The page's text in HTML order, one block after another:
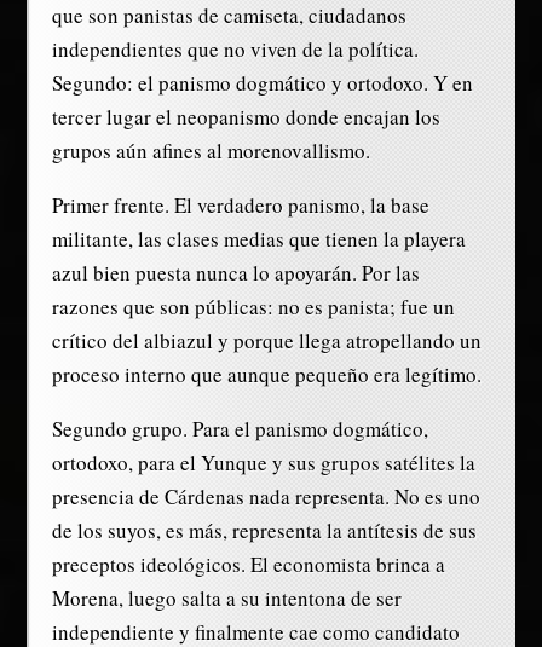
que son panistas de camiseta, ciudadanos
independientes que no viven de la política.
Segundo: el panismo dogmático y ortodoxo. Y en
tercer lugar el neopanismo donde encajan los
grupos aún afines al morenovallismo.
Primer frente. El verdadero panismo, la base
militante, las clases medias que tienen la playera
azul bien puesta nunca lo apoyarán. Por las
razones que son públicas: no es panista; fue un
crítico del albiazul y porque llega atropellando un
proceso interno que aunque pequeño era legítimo.
Segundo grupo. Para el panismo dogmático,
ortodoxo, para el Yunque y sus grupos satélites la
presencia de Cárdenas nada representa. No es uno
de los suyos, es más, representa la antítesis de sus
preceptos ideológicos. El economista brinca a
Morena, luego salta a su intentona de ser
independiente y finalmente cae como candidato